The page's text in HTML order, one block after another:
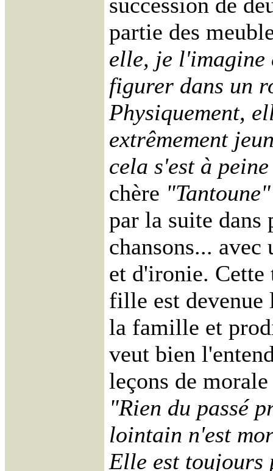
partie des
elle, je l'imagine
figurer dans un
Physiquement,
extrêmement
cela s'est à
chère "Tantoune"
par la suite dans
chansons... avec
et d'ironie.
fille est devenue
la famille et
veut bien
leçons de
"Rien du passé
lointain n'est
Elle est toujours